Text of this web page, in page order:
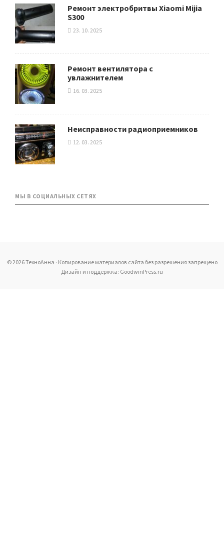
Ремонт электробритвы Xiaomi Mijia
S300
23. 10. 2025
Ремонт вентилятора с
увлажнителем
16. 03. 2025
Неисправности радиоприемников
12. 03. 2025
МЫ В СОЦИАЛЬНЫХ СЕТЯХ
© 2026 ТехноАнна · Копирование материалов сайта без разрешения запрещено
Дизайн и поддержка: GoodwinPress.ru